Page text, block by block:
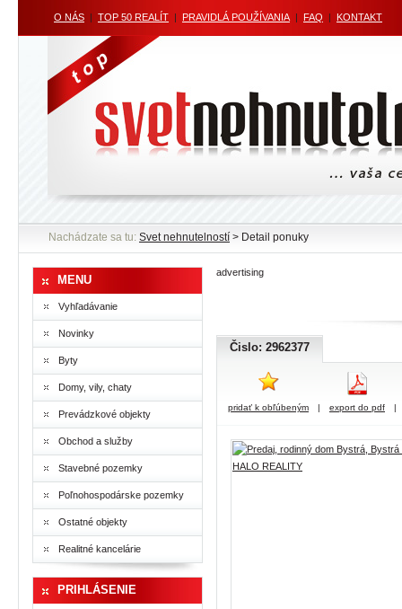
O NÁS | TOP 50 REALÍT | PRAVIDLÁ POUŽÍVANIA | FAQ | KONTAKT
Nachádzate sa tu: Svet nehnutelností > Detail ponuky
MENU
Vyhľadávanie
Novinky
Byty
Domy, vily, chaty
Prevádzkové objekty
Obchod a služby
Stavebné pozemky
Poľnohospodárske pozemky
Ostatné objekty
Realitné kancelárie
PRIHLÁSENIE
advertising
Čislo: 2962377
pridať k obľúbeným | export do pdf |